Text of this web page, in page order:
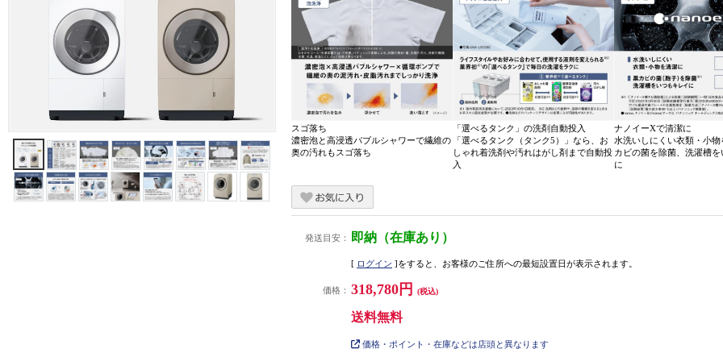
スゴ落ち
濃密泡と高浸透バブルシャワーで繊維の
奥の汚れもスゴ落ち
「選べるタンク」の洗剤自動投入
「選べるタンク（タンク5）」なら、お
しゃれ着洗剤や汚れはがし剤まで自動投
入
ナノイーXで清潔に
水洗いしにくい衣類・小
カビの菌を除菌、洗濯槽
に
発送目安： 即納（在庫あり）
[ ログイン ]をすると、お客様のご住所への最短設置日が表示されます。
価格： 318,780円 (税込)
送料無料
価格・ポイント・在庫などは店頭と異なります